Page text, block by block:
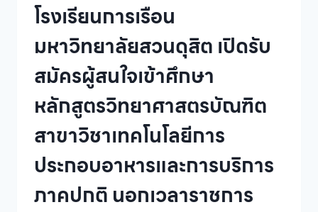
โรงเรียนการเรือน
มหาวิทยาลัยสวนดุสิต เปิดรับ
สมัครผู้สนใจเข้าศึกษา
หลักสูตรวิทยาศาสตรบัณฑิต
สาขาวิชาเทคโนโลยีการ
ประกอบอาหารและการบริการ
ภาคปกติ นอกเวลาราชการ